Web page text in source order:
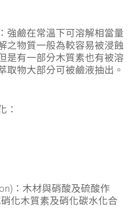
強鹼在常溫下可溶解相當量
之物質一般為較容易被浸蝕
是有一部分木質素也有被溶
取物大部分可被鹼液抽出。
：
：木材與硝酸及硫酸作
化木質素及硝化碳水化合